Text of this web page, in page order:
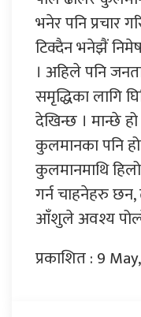
भनेर पनि प्रचार
टिक्दैन भनेझैं
। अहिले पनि
समृद्धिका लागि
देखिन्छ । मान्छे
कुलमानका पनि
कुलमानमाथि
गर्न चाहनेहरु
आँशुले अवश्य
प्रकाशित : 9